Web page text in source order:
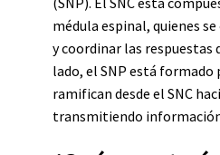
médula espinal, quienes
y coordinar las respuestas
lado, el SNP está formado
ramifican desde el SNC
transmitiendo